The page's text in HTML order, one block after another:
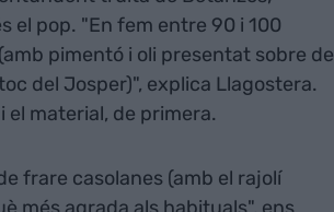
el pop. "En fem entre 90 i 100
pimentó i oli presentat sobre de
del Josper)", explica Llagostera.
el material, de primera.
frare casolanes (amb el rajolí